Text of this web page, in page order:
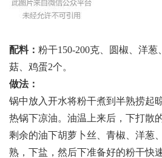
配料： 粉干150-200克、圆椒、洋
菇、鸡蛋2个。
做法：
锅中放入开水将粉干煮到半熟捞起晾
热锅下凉油。油温上来后，下打散
剩余的油下胡萝卜丝、青椒、洋葱
熟，下盐，然后下准备好的粉干快